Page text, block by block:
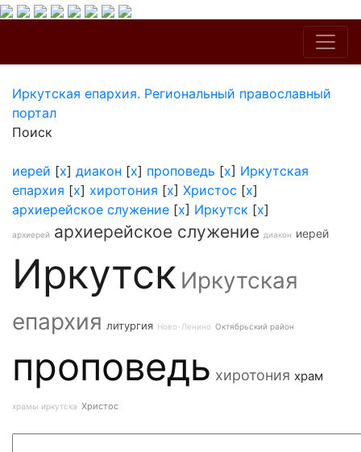
Иркутская епархия. Региональный православный
портал
Поиск
иерей [x] диакон [x] проповедь [x] Иркутская
епархия [x] хиротония [x] Христос [x]
архиерейское служение [x] Иркутск [x]
архиерей архиерейское служение диакон иерей
Иркутск Иркутская
епархия литургия Ново-Ленино Октябрьский район
проповедь хиротония храм
храмы иркутска Христос